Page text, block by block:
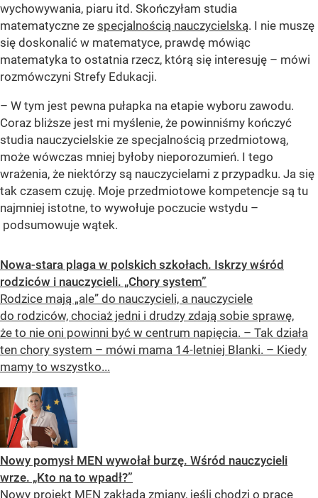
wychowywania, piaru itd. Skończyłam studia
matematyczne ze specjalnością nauczycielską. I nie muszę
się doskonalić w matematyce, prawdę mówiąc
matematyka to ostatnia rzecz, którą się interesuję – mówi
rozmówczyni Strefy Edukacji.
– W tym jest pewna pułapka na etapie wyboru zawodu.
Coraz bliższe jest mi myślenie, że powinniśmy kończyć
studia nauczycielskie ze specjalnością przedmiotową,
może wówczas mniej byłoby nieporozumień. I tego
wrażenia, że niektórzy są nauczycielami z przypadku. Ja się
tak czasem czuję. Moje przedmiotowe kompetencje są tu
najmniej istotne, to wywołuje poczucie wstydu –
podsumowuje wątek.
Nowa-stara plaga w polskich szkołach. Iskrzy wśród
rodziców i nauczycieli. „Chory system”
Rodzice mają „ale” do nauczycieli, a nauczyciele
do rodziców, chociaż jedni i drudzy zdają sobie sprawę,
że to nie oni powinni być w centrum napięcia. – Tak działa
ten chory system – mówi mama 14-letniej Blanki. – Kiedy
mamy to wszystko...
Nowy pomysł MEN wywołał burzę. Wśród nauczycieli
wrze. „Kto na to wpadł?”
Nowy projekt MEN zakłada zmiany, jeśli chodzi o prace